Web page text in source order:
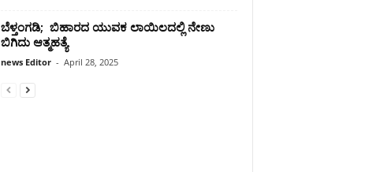
ಬೆಳ್ತಂಗಡಿ; ಬಿಹಾರದ ಯುವಕ ಲಾಯಿಲದಲ್ಲಿ ನೇಣು
ಬಿಗಿದು ಆತ್ಮಹತ್ಯೆ
news Editor - April 28, 2025